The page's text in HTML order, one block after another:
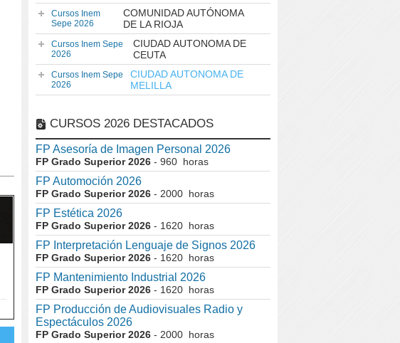
Cursos Inem
Sepe 2026
COMUNIDAD AUTÓNOMA
DE LA RIOJA
Cursos Inem Sepe
2026
CIUDAD AUTONOMA DE
CEUTA
Cursos Inem Sepe
2026
CIUDAD AUTONOMA DE
MELILLA
CURSOS 2026 DESTACADOS
FP Asesoría de Imagen Personal 2026
FP Grado Superior 2026 - 960 horas
FP Automoción 2026
FP Grado Superior 2026 - 2000 horas
FP Estética 2026
FP Grado Superior 2026 - 1620 horas
FP Interpretación Lenguaje de Signos 2026
FP Grado Superior 2026 - 1620 horas
FP Mantenimiento Industrial 2026
FP Grado Superior 2026 - 1620 horas
FP Producción de Audiovisuales Radio y
Espectáculos 2026
FP Grado Superior 2026 - 2000 horas